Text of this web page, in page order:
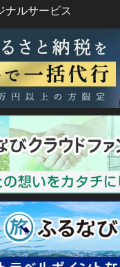
ナルサービス